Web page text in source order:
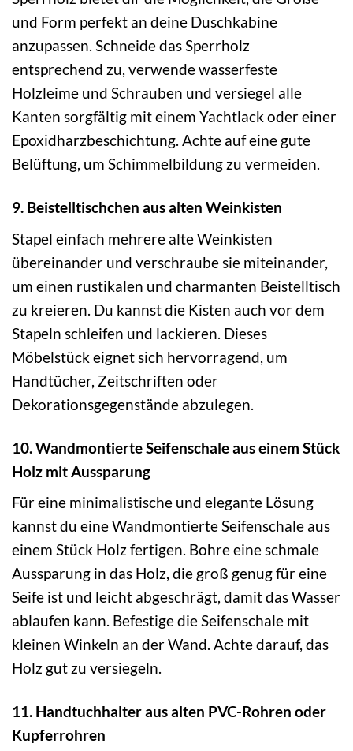
und Form perfekt an deine Duschkabine
anzupassen. Schneide das Sperrholz
entsprechend zu, verwende wasserfeste
Holzleime und Schrauben und versiegel alle
Kanten sorgfältig mit einem Yachtlack oder einer
Epoxidharzbeschichtung. Achte auf eine gute
Belüftung, um Schimmelbildung zu vermeiden.
9. Beistelltischchen aus alten Weinkisten
Stapel einfach mehrere alte Weinkisten
übereinander und verschraube sie miteinander,
um einen rustikalen und charmanten Beistelltisch
zu kreieren. Du kannst die Kisten auch vor dem
Stapeln schleifen und lackieren. Dieses
Möbelstück eignet sich hervorragend, um
Handtücher, Zeitschriften oder
Dekorationsgegenstände abzulegen.
10. Wandmontierte Seifenschale aus einem Stück
Holz mit Aussparung
Für eine minimalistische und elegante Lösung
kannst du eine Wandmontierte Seifenschale aus
einem Stück Holz fertigen. Bohre eine schmale
Aussparung in das Holz, die groß genug für eine
Seife ist und leicht abgeschrägt, damit das Wasser
ablaufen kann. Befestige die Seifenschale mit
kleinen Winkeln an der Wand. Achte darauf, das
Holz gut zu versiegeln.
11. Handtuchhalter aus alten PVC-Rohren oder
Kupferrohren